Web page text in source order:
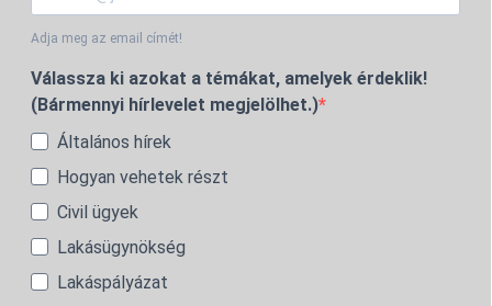
Adja meg az email címét!
Válassza ki azokat a témákat, amelyek érdeklik!
(Bármennyi hírlevelet megjelölhet.)
Általános hírek
Hogyan vehetek részt
Civil ügyek
Lakásügynökség
Lakáspályázat